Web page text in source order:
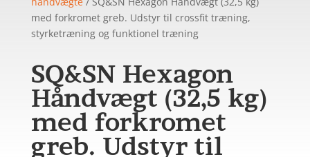
med forkromet greb. Udstyr til crossfit træning,
styrketræning og funktionel træning
SQ&SN Hexagon
Håndvægt (32,5 kg)
med forkromet
greb. Udstyr til